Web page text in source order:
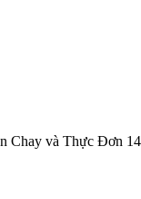
Chay và Thực Đơn